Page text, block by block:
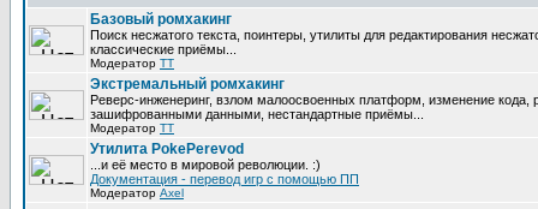
Базовый ромхакинг
Поиск несжатого текста, поинтеры, утилиты для редактирования
классические приёмы...
Модератор TT
Экстремальный ромхакинг
Реверс-инженеринг, взлом малоосвоенных платформ, изменение кода,
зашифрованными данными, нестандартные приёмы...
Модератор TT
Утилита PokePerevod
...и её место в мировой революции. :)
Документация - перевод игр с помощью ПП
Модератор Axel